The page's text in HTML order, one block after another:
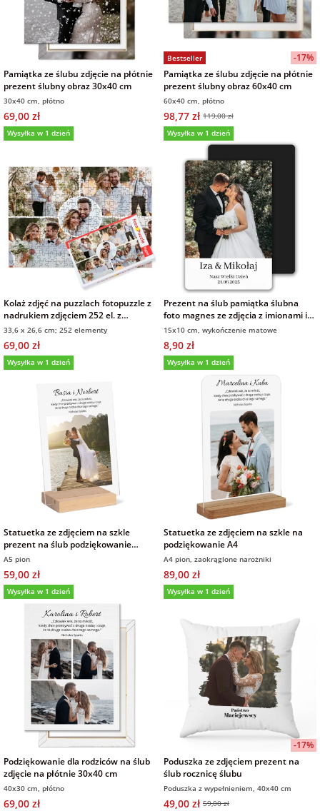
Pamiątka ze ślubu zdjęcie na płótnie
prezent ślubny obraz 30x40 cm
30x40 cm, płótno
69,00 zł
Wysyłka w 1 dzień
Bestseller
-17%
Pamiątka ze ślubu zdjęcie na płótnie
prezent ślubny obraz 60x40 cm
60x40 cm, płótno
98,77 zł 119,00 zł
Wysyłka w 1 dzień
Kolaż zdjęć na puzzlach fotopuzzle z
nadrukiem zdjęciem 252 el. z
pudełkiem
33,6 x 26,6 cm; 252 elementy
69,00 zł
Wysyłka w 1 dzień
Prezent na ślub pamiątka ślubna
foto magnes ze zdjęcia z imionami i
datą 10x15 cm
15x10 cm, wykończenie matowe
8,90 zł
Wysyłka w 1 dzień
Statuetka ze zdjęciem na szkle
prezent na ślub podziękowanie
15x21 cm
A5 pion
59,00 zł
Wysyłka w 1 dzień
Statuetka ze zdjęciem na szkle na
podziękowanie A4
A4 pion, zaokrąglone narożniki
89,00 zł
Wysyłka w 1 dzień
Podziękowanie dla rodziców na ślub
zdjęcie na płótnie 30x40 cm
40x30 cm, płótno
69,00 zł
-17%
Poduszka ze zdjęciem prezent na
ślub rocznicę ślubu
Poduszka z wypełnieniem, 40x40 cm
49,00 zł 59,00 zł